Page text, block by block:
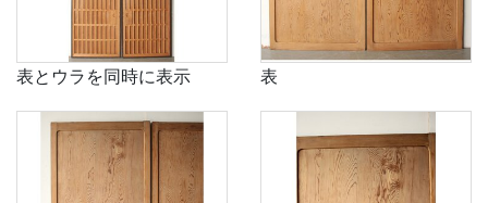
表とウラを同時に表示 表